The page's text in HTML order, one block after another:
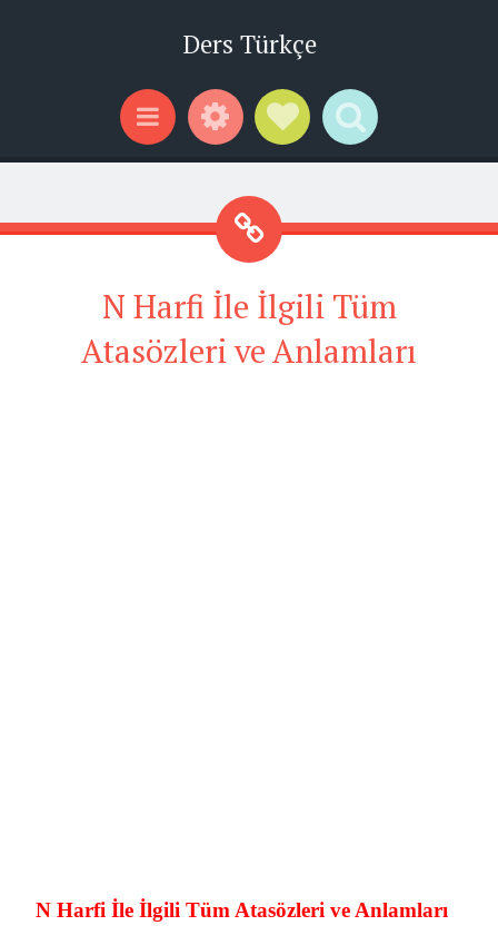
Ders Türkçe
Menu WidgetsSocial Links
Search
N Harfi İle İlgili Tüm
Atasözleri ve Anlamları
N Harfi İle İlgili Tüm Atasözleri ve Anlamları